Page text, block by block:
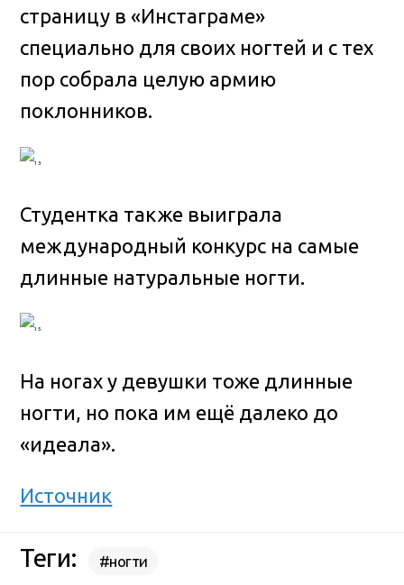
страницу в «Инстаграме»
специально для своих ногтей и с тех
пор собрала целую армию
поклонников.
Студентка также выиграла
международный конкурс на самые
длинные натуральные ногти.
На ногах у девушки тоже длинные
ногти, но пока им ещё далеко до
«идеала».
Источник
Теги: #ногти